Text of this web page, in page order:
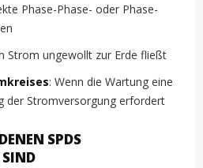
Phase-Phase- oder Phase-
Strom ungewollt zur Erde fließt
: Wenn die Wartung eine
der Stromversorgung erfordert
SPDS